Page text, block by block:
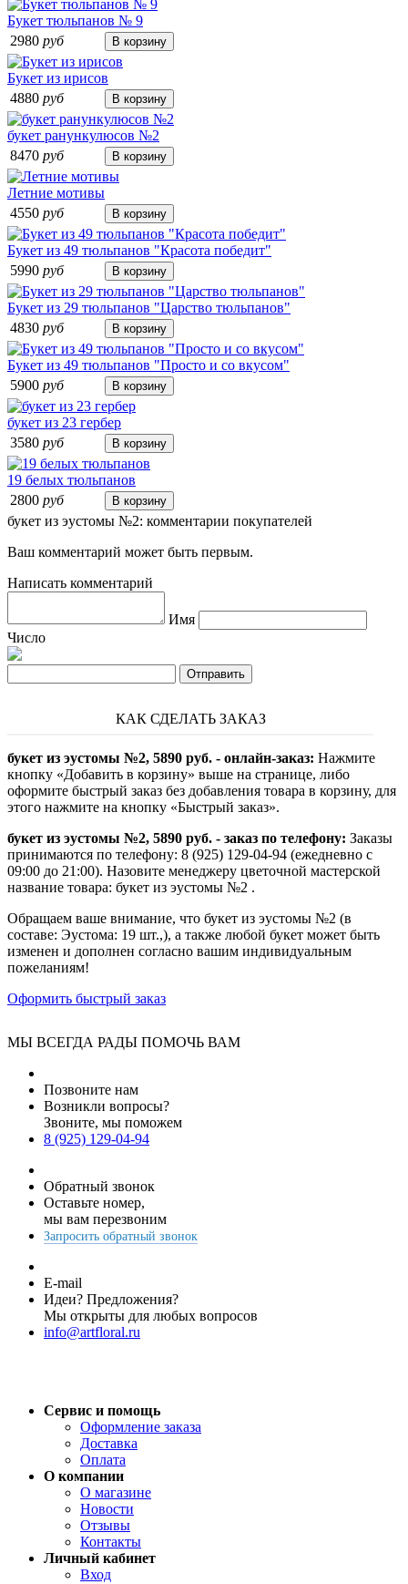
Букет тюльпанов № 9
2980 руб
Букет из ирисов
4880 руб
букет ранункулюсов №2
8470 руб
Летние мотивы
4550 руб
Букет из 49 тюльпанов "Красота победит"
5990 руб
Букет из 29 тюльпанов "Царство тюльпанов"
4830 руб
Букет из 49 тюльпанов "Просто и со вкусом"
5900 руб
букет из 23 гербер
3580 руб
19 белых тюльпанов
2800 руб
букет из эустомы №2: комментарии покупателей
Ваш комментарий может быть первым.
Написать комментарий
Имя
Число
КАК СДЕЛАТЬ ЗАКАЗ
букет из эустомы №2, 5890 руб. - онлайн-заказ: Нажмите
кнопку «Добавить в корзину» выше на странице, либо
оформите быстрый заказ без добавления товара в корзину, для
этого нажмите на кнопку «Быстрый заказ».
букет из эустомы №2, 5890 руб. - заказ по телефону: Заказы
принимаются по телефону: 8 (925) 129-04-94 (ежедневно с
09:00 до 21:00). Назовите менеджеру цветочной мастерской
название товара: букет из эустомы №2 .
Обращаем ваше внимание, что букет из эустомы №2 (в
составе: Эустома: 19 шт.,), а также любой букет может быть
изменен и дополнен согласно вашим индивидуальным
пожеланиям!
Оформить быстрый заказ
МЫ ВСЕГДА РАДЫ ПОМОЧЬ ВАМ
Позвоните нам
Возникли вопросы?
Звоните, мы поможем
8 (925) 129-04-94
Обратный звонок
Оставьте номер,
мы вам перезвоним
Запросить обратный звонок
E-mail
Идеи? Предложения?
Мы открыты для любых вопросов
info@artfloral.ru
Сервис и помощь
Оформление заказа
Доставка
Оплата
О компании
О магазине
Новости
Отзывы
Контакты
Личный кабинет
Вход